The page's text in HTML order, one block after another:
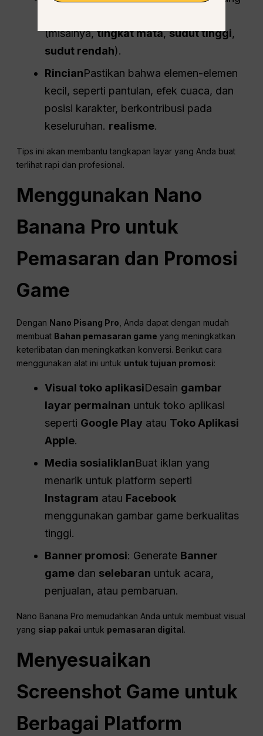
(misalnya,tingkat mata,sudut tinggi,
sudut rendah).
RincianPastikan bahwa elemen-elemen
kecil, seperti pantulan, efek cuaca, dan
posisi karakter, berkontribusi pada
keseluruhan. realisme.
Tips ini akan membantu tangkapan layar yang Anda buat
terlihat rapi dan profesional.
Menggunakan Nano
Banana Pro untuk
Pemasaran dan Promosi
Game
Dengan Nano Pisang Pro , Anda dapat dengan mudah
membuat Bahan pemasaran game yang meningkatkan
keterlibatan dan meningkatkan konversi. Berikut cara
menggunakan alat ini untuk untuk tujuan promosi:
Visual toko aplikasiDesain gambar
layar permainan untuk toko aplikasi
seperti Google Play atau Toko Aplikasi
Apple.
Media sosialiklanBuat iklan yang
menarik untuk platform seperti
Instagram atau Facebook
menggunakan gambar game berkualitas
tinggi.
Banner promosi: Generate Banner
game dan selebaran untuk acara,
penjualan, atau pembaruan.
Nano Banana Pro memudahkan Anda untuk membuat visual
yang siap pakai untuk pemasaran digital.
Menyesuaikan
Screenshot Game untuk
Berbagai Platform